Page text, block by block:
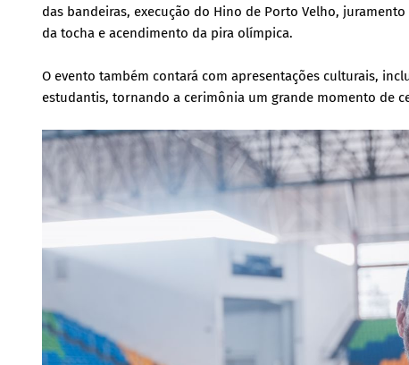
das bandeiras, execução do Hino de Porto Velho,
da tocha e acendimento da pira olímpica.
O evento também contará com apresentações culturais,
estudantis, tornando a cerimônia um grande momento de